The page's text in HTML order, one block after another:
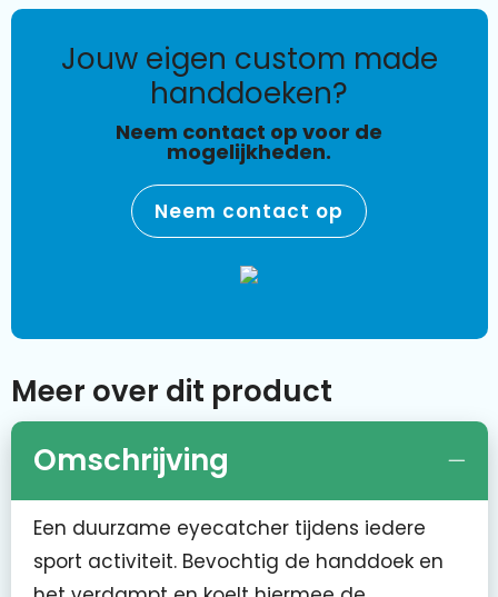
jouw eigen custom made
handdoeken?
Neem contact op voor de
mogelijkheden.
Neem contact op
Meer over dit product
Omschrijving
Een duurzame eyecatcher tijdens iedere
sport activiteit. Bevochtig de handdoek en